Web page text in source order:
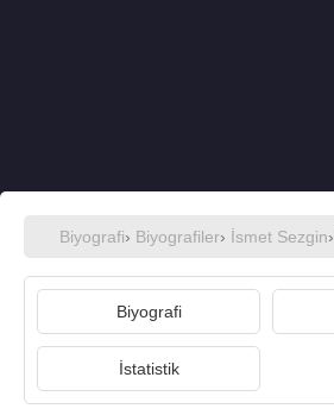
Biyografi› Biyografiler› İsmet Sezgin
Biyografi
İstatistik